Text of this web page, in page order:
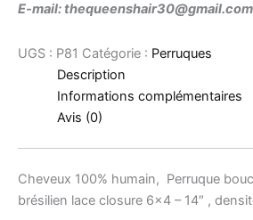
E-mail: thequeenshair30@gmail.com
UGS : P81 Catégorie : Perruques
Description
Informations complémentaires
Avis (0)
Cheveux 100% humain, Perruque
brésilien lace closure 6×4 – 14″ ,